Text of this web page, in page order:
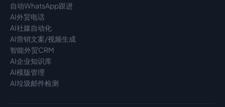
自动WhatsApp跟进
AI外贸电话
AI社媒自动化
AI营销文案/视频生成
智能外贸CRM
AI企业知识库
AI模版管理
AI垃圾邮件检测